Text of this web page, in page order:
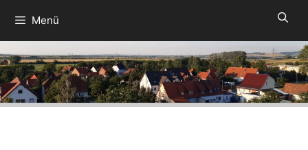
Inhalt
springen
Menü